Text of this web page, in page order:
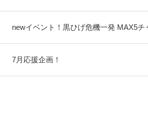
newイベント！黒ひげ危機一発 MAX5チ
7月応援企画！